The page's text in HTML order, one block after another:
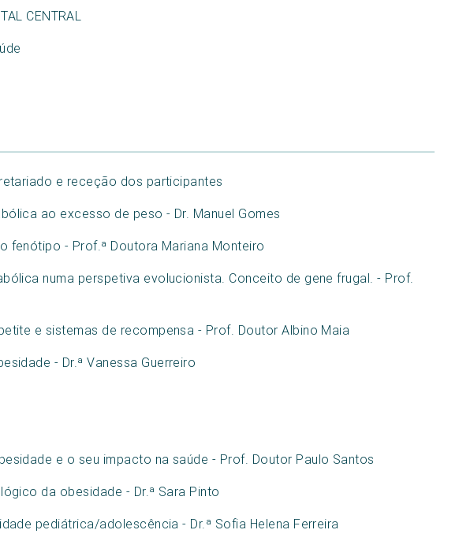
CENTRAL
e receção dos participantes
ao excesso de peso - Dr. Manuel Gomes
fenótipo - Prof.ª Doutora Mariana Monteiro
numa perspetiva evolucionista. Conceito de gene frugal. - Prof.
e sistemas de recompensa - Prof. Doutor Albino Maia
- Dr.ª Vanessa Guerreiro
e o seu impacto na saúde - Prof. Doutor Paulo Santos
da obesidade - Dr.ª Sara Pinto
pediátrica/adolescência - Dr.ª Sofia Helena Ferreira